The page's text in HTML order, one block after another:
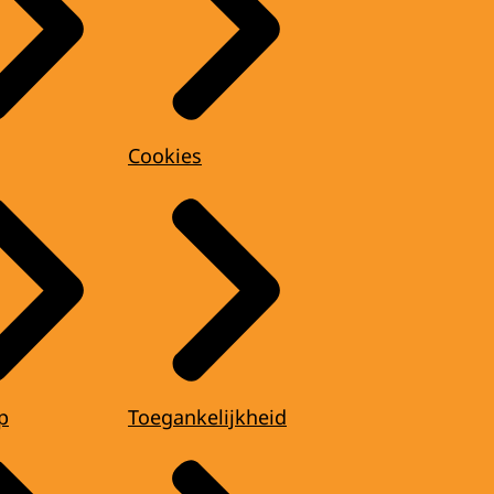
Cookies
Toegankelijkheid